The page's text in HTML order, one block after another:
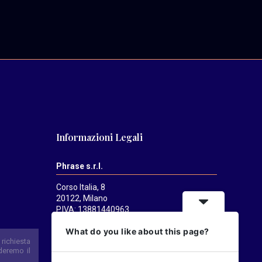
Informazioni Legali
Phrase s.r.l.
Corso Italia, 8
20122, Milano
P.IVA: 13881440963
Mediatrendsè una testata registrata
Direttore responsabile:Alessandro
What do you like about this page?